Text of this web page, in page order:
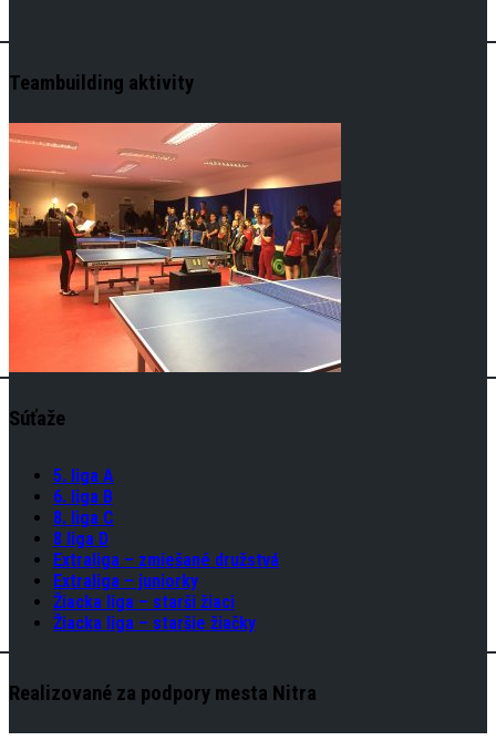
Teambuilding aktivity
Súťaže
5. liga A
6. liga B
8. liga C
8 liga D
Extraliga – zmiešané družstvá
Extraliga – juniorky
Žiacka liga – starši žiaci
Žiacka liga – staršie žiačky
Realizované za podpory mesta Nitra